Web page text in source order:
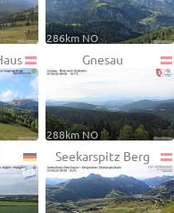
286km NO
Gnesau
288km NO
Seekarspitz Berg